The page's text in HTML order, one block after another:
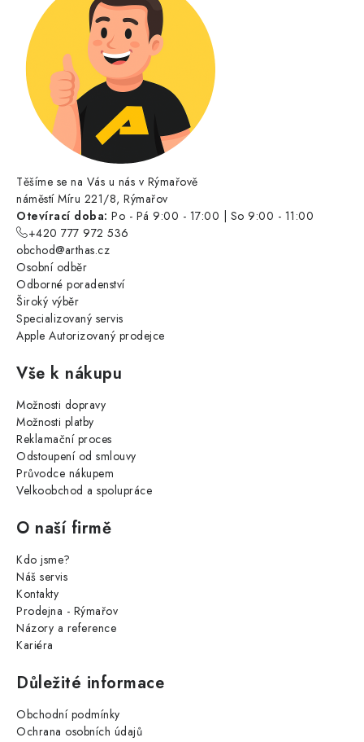
Těšíme se na Vás u nás v Rýmařově
náměstí Míru 221/8, Rýmařov
Otevírací doba: Po - Pá 9:00 - 17:00 | So 9:00 - 11:00
+420 777 972 536
obchod@arthas.cz
Osobní odběr
Odborné poradenství
Široký výběr
Specializovaný servis
Apple Autorizovaný prodejce
Vše k nákupu
Možnosti dopravy
Možnosti platby
Reklamační proces
Odstoupení od smlouvy
Průvodce nákupem
Velkoobchod a spolupráce
O naší firmě
Kdo jsme?
Náš servis
Kontakty
Prodejna - Rýmařov
Názory a reference
Kariéra
Důležité informace
Obchodní podmínky
Ochrana osobních údajů